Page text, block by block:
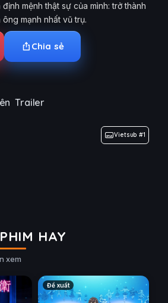
mệnh thật sự của mình: trở thành
mạnh nhất vũ trụ.
Chia sẻ
Trailer
Vietsub #1
HAY
xem
Đề xuất